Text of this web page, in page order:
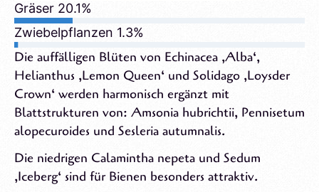
l
P
f
l
a
n
z
e
n
:
c
h
e
:
7
0
q
m
Gräser 20.1%
Zwiebelpflanzen 1.3%
Die auffälligen Blüten von Echinacea ‚Alba‘,
Helianthus ‚Lemon Queen‘ und Solidago ‚Loysder
Crown‘ werden harmonisch ergänzt mit
Blattstrukturen von: Amsonia hubrichtii, Pennisetum
alopecuroides und Sesleria autumnalis.
Die niedrigen Calamintha nepeta und Sedum
‚Iceberg‘ sind für Bienen besonders attraktiv.